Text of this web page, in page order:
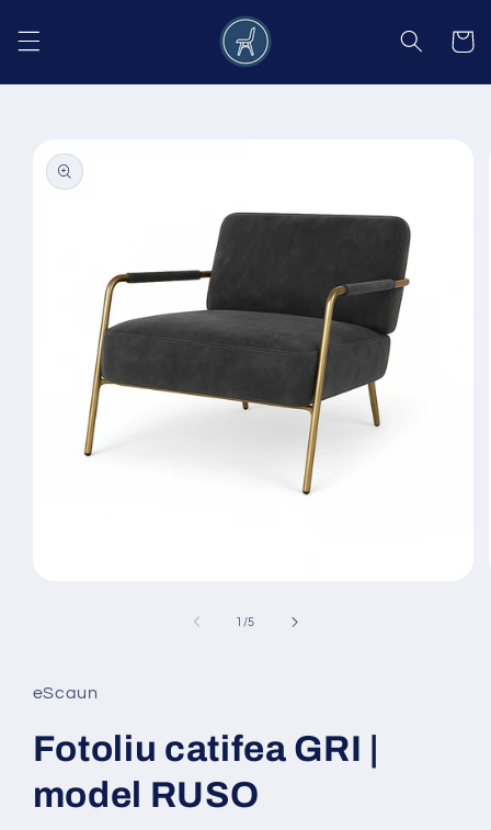
conținut
Coș
informațiile
despre
produs
fereastră
modală
1 /din
5
eScaun
Fotoliu catifea GRI |
model RUSO